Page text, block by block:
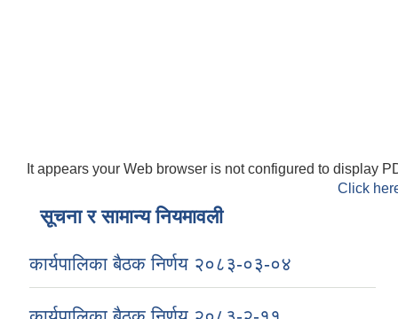
It appears your Web browser is not configured to display
Click
सूचना र सामान्य नियमावली
कार्यपालिका बैठक निर्णय २०८३-०३-०४